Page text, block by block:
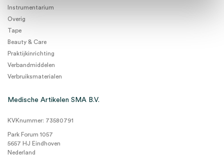
Instrumentarium
Overig
Tape
Beauty & Care
Praktijkinrichting
Verbandmiddelen
Verbruiksmaterialen
Medische Artikelen SMA B.V.
KVKnummer: 73580791
Park Forum 1057
5657 HJ Eindhoven
Nederland